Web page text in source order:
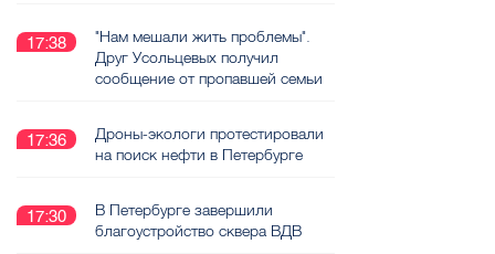
17:38
"Нам мешали жить проблемы".
Друг Усольцевых получил
сообщение от пропавшей семьи
17:36
Дроны-экологи протестировали
на поиск нефти в Петербурге
17:30
В Петербурге завершили
благоустройство сквера ВДВ